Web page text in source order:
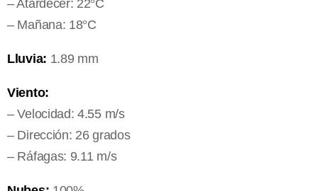
– Atardecer: 22°C
– Mañana: 18°C
Lluvia: 1.89 mm
Viento:
– Velocidad: 4.55 m/s
– Dirección: 26 grados
– Ráfagas: 9.11 m/s